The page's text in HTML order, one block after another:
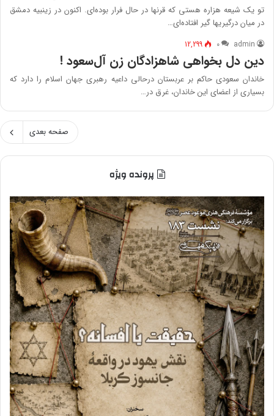
تو یک شیعه هزاره هستی که قرنها در حال فرار بوده‌ای. اکنون در زینبیه دمشق
در میان درگیریها گیر افتاده‌ای…
admin ۰ 12,299
دین دل بخواهی شاهزادگان زن آل‌سعود !
خاندان سعودی حاکم بر عربستان درحالی داعیه رهبری جهان اسلام را دارد که
بسیاری از اعضای این خاندان، غرق در…
صفحه بعدی
پرونده ویژه